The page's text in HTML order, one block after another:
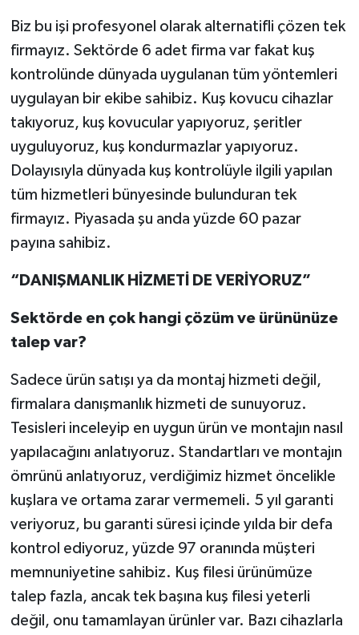
Biz bu işi profesyonel olarak alternatifli çözen tek
firmayız. Sektörde 6 adet firma var fakat kuş
kontrolünde dünyada uygulanan tüm yöntemleri
uygulayan bir ekibe sahibiz. Kuş kovucu cihazlar
takıyoruz, kuş kovucular yapıyoruz, şeritler
uyguluyoruz, kuş kondurmazlar yapıyoruz.
Dolayısıyla dünyada kuş kontrolüyle ilgili yapılan
tüm hizmetleri bünyesinde bulunduran tek
firmayız. Piyasada şu anda yüzde 60 pazar
payına sahibiz.
“DANIŞMANLIK HİZMETİ DE VERİYORUZ”
Sektörde en çok hangi çözüm ve ürününüze
talep var?
Sadece ürün satışı ya da montaj hizmeti değil,
firmalara danışmanlık hizmeti de sunuyoruz.
Tesisleri inceleyip en uygun ürün ve montajın nasıl
yapılacağını anlatıyoruz. Standartları ve montajın
ömrünü anlatıyoruz, verdiğimiz hizmet öncelikle
kuşlara ve ortama zarar vermemeli. 5 yıl garanti
veriyoruz, bu garanti süresi içinde yılda bir defa
kontrol ediyoruz, yüzde 97 oranında müşteri
memnuniyetine sahibiz. Kuş filesi ürünümüze
talep fazla, ancak tek başına kuş filesi yeterli
değil, onu tamamlayan ürünler var. Bazı cihazlarla